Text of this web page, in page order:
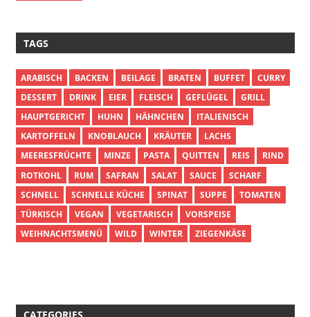
TAGS
ARABISCH BACKEN BEILAGE BRATEN BUFFET
CURRY
DESSERT
DRINK EIER FLEISCH GEFLÜGEL
GRILL
HAUPTGERICHT
HUHN HÄHNCHEN
ITALIENISCH
KARTOFFELN
KNOBLAUCH KRÄUTER
LACHS
MEERESFRÜCHTE
MINZE PASTA QUITTEN REIS
RIND
ROTKOHL
RUM SAFRAN SALAT SAUCE
SCHARF
SCHNELL
SCHNELLE KÜCHE SPINAT SUPPE
TOMATEN
TÜRKISCH
VEGAN VEGETARISCH
VORSPEISE
WEIHNACHTSMENÜ
WILD WINTER ZIEGENKÄSE